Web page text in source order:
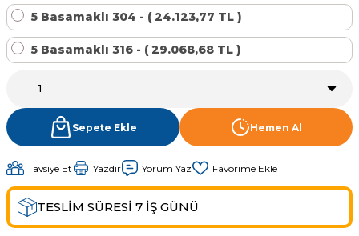
Gemaş Havuz
Sıvı Ph- Düşürücü
Toz Ph+ Yükseltici
Yosun Öldürücü
Selenoid
Alkalinite Düşürücü
Havuz Vana
Havuz Elektrik
Havuz Sarf
5 Basamaklı 304 - ( 24.123,77 TL )
5 Basamaklı 316 - ( 29.068,68 TL )
Sepete Ekle Hemen Al
Tavsiye Et Yazdır Yorum Yaz
TESLİM SÜRESİ 7 İŞ GÜNÜ